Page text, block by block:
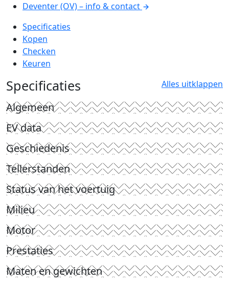
Deventer (OV) – info & contact
Specificaties
Kopen
Checken
Keuren
Specificaties Alles uitklappen
Algemeen
EV data
Geschiedenis
Tellerstanden
Status van het voertuig
Milieu
Motor
Prestaties
Maten en gewichten